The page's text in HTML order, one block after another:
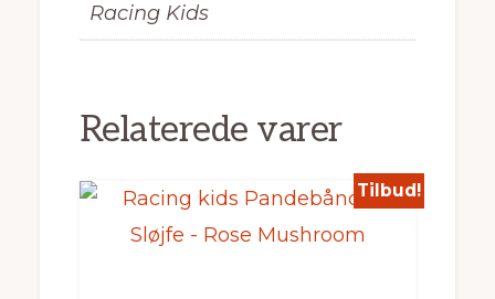
Racing Kids
Relaterede varer
Tilbud!